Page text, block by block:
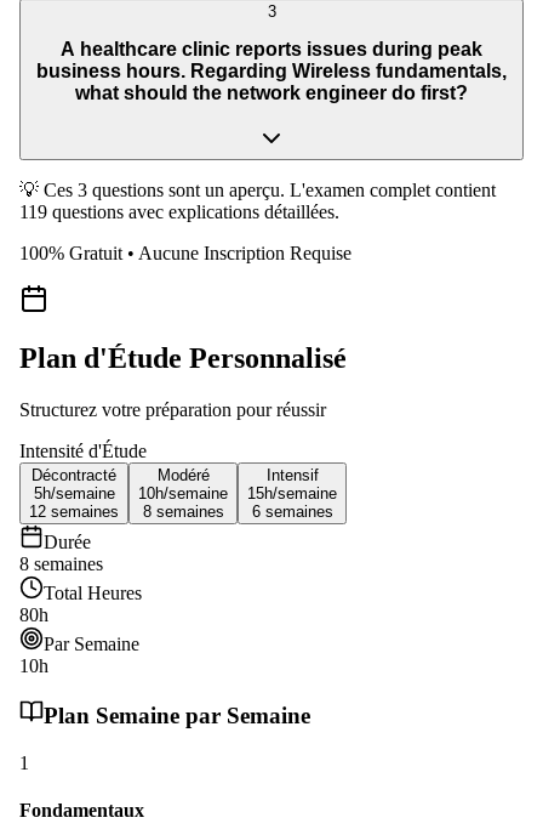
3
A healthcare clinic reports issues during peak
business hours. Regarding Wireless fundamentals,
what should the network engineer do first?
💡 Ces 3 questions sont un aperçu. L'examen complet contient
119 questions avec explications détaillées.
100% Gratuit • Aucune Inscription Requise
Plan d'Étude Personnalisé
Structurez votre préparation pour réussir
Intensité d'Étude
Décontracté
5h/semaine
12 semaines
Modéré
10h/semaine
8 semaines
Intensif
15h/semaine
6 semaines
Durée
8 semaines
Total Heures
80h
Par Semaine
10h
Plan Semaine par Semaine
1
Fondamentaux